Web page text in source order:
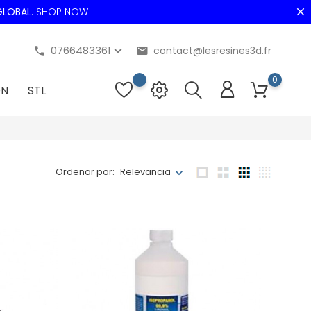
. SHOP NOW
phone 0766483361 email contact@lesresines3d.fr
STL
0
Ordenar por: Relevancia